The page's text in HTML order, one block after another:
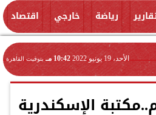
رياضة خارجي اقتصاد
الأحد، 19 يونيو 2022 10:42 مـ بتوقيت القاهرة
الإسكندرية